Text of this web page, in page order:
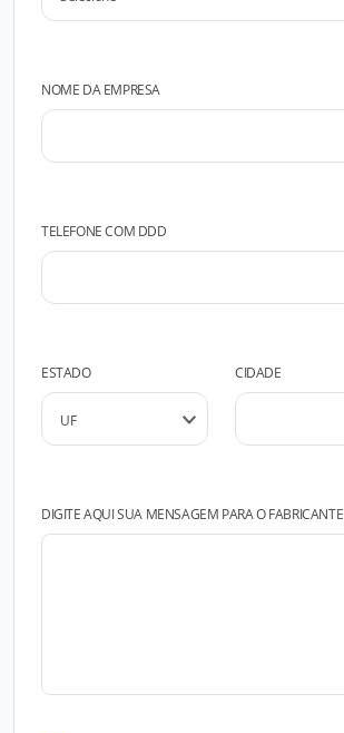
NOME DA EMPRESA
TELEFONE COM DDD
ESTADO CIDADE
DIGITE AQUI SUA MENSAGEM PARA O FABRICANTE